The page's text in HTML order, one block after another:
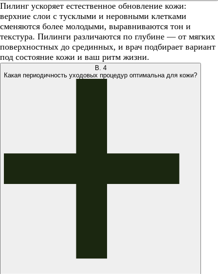
Пилинг ускоряет естественное обновление кожи:
верхние слои с тусклыми и неровными клетками
сменяются более молодыми, выравниваются тон и
текстура. Пилинги различаются по глубине — от мягких
поверхностных до срединных, и врач подбирает вариант
под состояние кожи и ваш ритм жизни.
В. 4
Какая периодичность уходовых процедур оптимальна для кожи?